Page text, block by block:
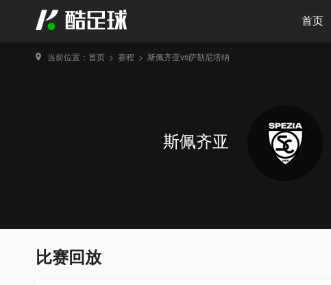
首页
当前位置： 首页 > 赛程 > 斯佩齐亚vs萨勒尼塔纳
斯佩齐亚
比赛回放